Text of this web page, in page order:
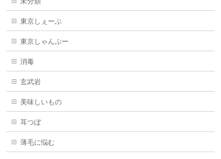
東京しぇーぶ
東京しゃんぷー
消毒
玄武岩
美味しいもの
耳つぼ
薄毛に悩む